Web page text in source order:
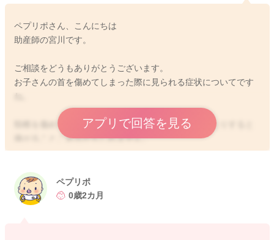
ペプリポさん、こんにちは
助産師の宮川です。
ご相談をどうもありがとうございます。
お子さんの首を傷めてしまった際に見られる症状についてです
頸椎を傷めてしまったような場合に、お顔を動かしたりすると
痛がることごあるかもしれません。
機嫌がそのため悪くなるということも考えられます。
したら、問題はないのかと思います。
哺乳状況、排泄の状況にも特に普段と変わりがないようでした
アプリで回答を見る
ペプリポ
0歳2カ月